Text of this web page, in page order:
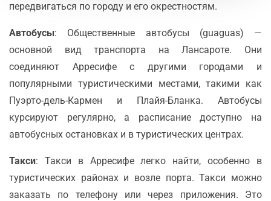
передвигаться по городу и его окрестностям.
Автобусы: Общественные автобусы (guaguas) —
основной вид транспорта на Лансароте. Они
соединяют Арресифе с другими городами и
популярными туристическими местами, такими как
Пуэрто-дель-Кармен и Плайя-Бланка. Автобусы
курсируют регулярно, а расписание доступно на
автобусных остановках и в туристических центрах.
Такси: Такси в Арресифе легко найти, особенно в
туристических районах и возле порта. Такси можно
заказать по телефону или через приложения. Это